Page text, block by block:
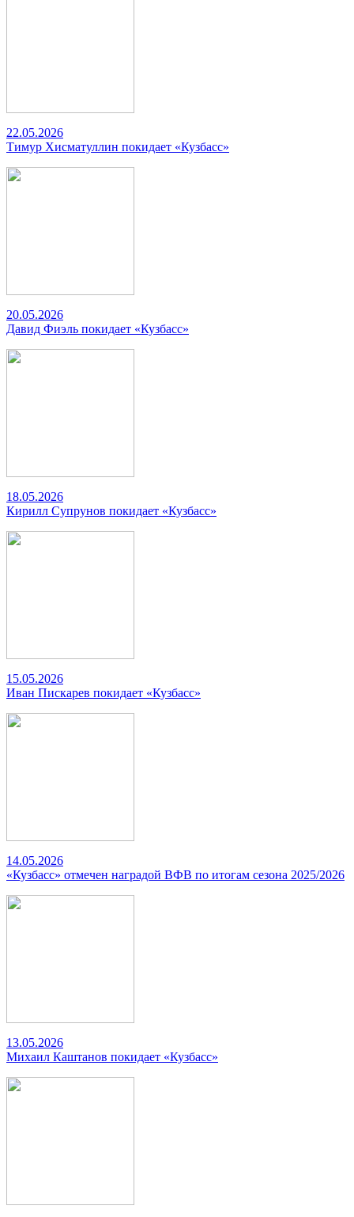
22.05.2026
Тимур Хисматуллин покидает «Кузбасс»
20.05.2026
Давид Фиэль покидает «Кузбасс»
18.05.2026
Кирилл Супрунов покидает «Кузбасс»
15.05.2026
Иван Пискарев покидает «Кузбасс»
14.05.2026
«Кузбасс» отмечен наградой ВФВ по итогам сезона 2025/2026
13.05.2026
Михаил Каштанов покидает «Кузбасс»